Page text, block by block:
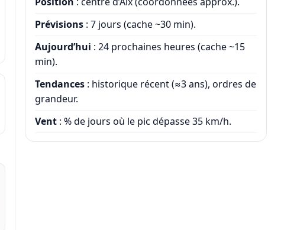
Prévisions : 7 jours (cache ~30 min).
Aujourd’hui : 24 prochaines heures (cache ~15
min).
Tendances : historique récent (≈3 ans), ordres de
grandeur.
Vent : % de jours où le pic dépasse 35 km/h.